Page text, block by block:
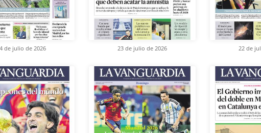
de julio de 2026 23 de julio de 2026 22 de